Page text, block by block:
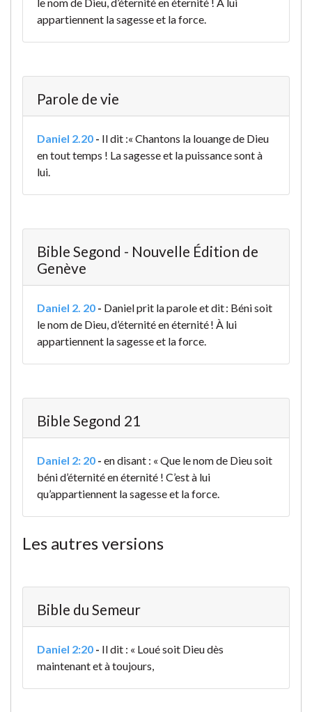
appartiennent la sagesse et la force.
Parole de vie
Daniel 2.20 - Il dit :« Chantons la louange de Dieu
en tout temps ! La sagesse et la puissance sont à
lui.
Bible Segond - Nouvelle Édition de
Genève
Daniel 2. 20 - Daniel prit la parole et dit : Béni soit
le nom de Dieu, d’éternité en éternité ! À lui
appartiennent la sagesse et la force.
Bible Segond 21
Daniel 2: 20 - en disant : « Que le nom de Dieu soit
béni d’éternité en éternité ! C’est à lui
qu’appartiennent la sagesse et la force.
Les autres versions
Bible du Semeur
Daniel 2:20 - Il dit : « Loué soit Dieudès
maintenant et à toujours,